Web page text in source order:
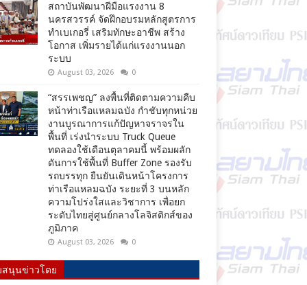
สถาบันพัฒนาฝีมือแรงงาน 8
นครสวรรค์ จัดฝึกอบรมหลักสูตรการ
ทำเบเกอรี่ เสริมทักษะอาชีพ สร้าง
โอกาส เพิ่มรายได้แก่แรงงานนอก
ระบบ
August 03, 2026 0
“สรรเพชญ” ลงพื้นที่ติดตามความคืบ
หน้าท่าเรือแหลมฉบัง กำชับทุกหน่วย
งานบูรณาการแก้ปัญหาจราจรใน
พื้นที่ เร่งนำระบบ Truck Queue
ทดลองใช้เดือนตุลาคมนี้ พร้อมผลัก
ดันการใช้พื้นที่ Buffer Zone รองรับ
รถบรรทุก ยืนยันเดินหน้าโครงการ
ท่าเรือแหลมฉบัง ระยะที่ 3 บนหลัก
ความโปร่งใสและวิชาการ เพื่อยก
ระดับไทยสู่ศูนย์กลางโลจิสติกส์ของ
ภูมิภาค
August 03, 2026 0
นุนข่าวโดย